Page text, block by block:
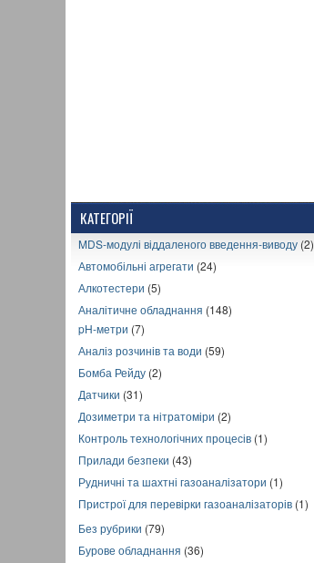
КАТЕГОРІЇ
MDS-модулі віддаленого введення-виводу (2)
Автомобільні агрегати (24)
Алкотестери (5)
Аналітичне обладнання (148)
pH-метри (7)
Аналіз розчинів та води (59)
Бомба Рейду (2)
Датчики (31)
Дозиметри та нітратоміри (2)
Контроль технологічних процесів (1)
Прилади безпеки (43)
Рудничні та шахтні газоаналізатори (1)
Пристрої для перевірки газоаналізаторів (1)
Без рубрики (79)
Бурове обладнання (36)